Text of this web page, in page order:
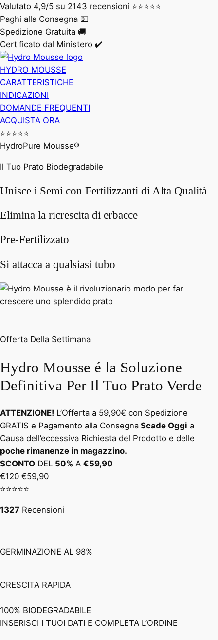
Valutato 4,9/5 su 2143 recensioni ⭐️⭐️⭐️⭐️⭐️
Paghi alla Consegna 💵
Spedizione Gratuita 🚚
Certificato dal Ministero ✔️
HYDRO MOUSSE
CARATTERISTICHE
INDICAZIONI
DOMANDE FREQUENTI
ACQUISTA ORA
⭐️⭐️⭐️⭐️⭐️
HydroPure Mousse®
Il Tuo Prato Biodegradabile
Unisce i Semi con Fertilizzanti di Alta Qualità
Elimina la ricrescita di erbacce
Pre-Fertilizzato
Si attacca a qualsiasi tubo
Offerta Della Settimana
Hydro Mousse é la Soluzione
Definitiva Per Il Tuo Prato Verde
ATTENZIONE! L’Offerta a 59,90€ con Spedizione
GRATIS e Pagamento alla Consegna Scade Oggi a
Causa dell’eccessiva Richiesta del Prodotto e delle
poche rimanenze in magazzino.
SCONTO DEL 50% A €59,90
€120 €59,90
⭐️⭐️⭐️⭐️⭐️
1327 Recensioni
GERMINAZIONE AL 98%
CRESCITA RAPIDA
100% BIODEGRADABILE
INSERISCI I TUOI DATI E COMPLETA L’ORDINE